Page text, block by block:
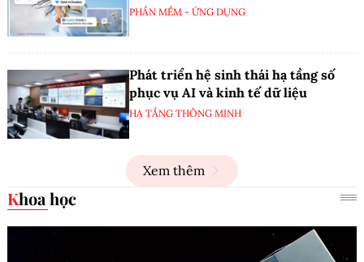
PHẦN MỀM - ỨNG DỤNG
Phát triển hệ sinh thái hạ tầng số
phục vụ AI và kinh tế dữ liệu
HẠ TẦNG THÔNG MINH
Xem thêm
Khoa học